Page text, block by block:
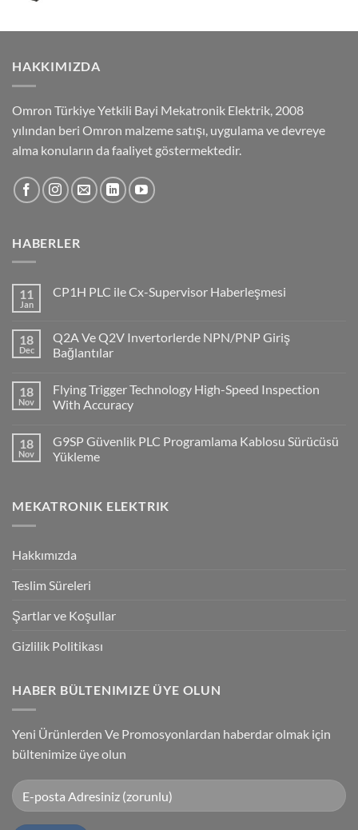
HAKKIMIZDA
Omron Türkiye Yetkili Bayi Mekatronik Elektrik, 2008
yılından beri Omron malzeme satışı, uygulama ve devreye
alma konuların da faaliyet göstermektedir.
HABERLER
11
Jan
CP1H PLC ile Cx-Supervisor Haberleşmesi
CP1H
PLC
ile
Haberleşmesi
18
Dec
Q2A Ve Q2V Invertorlerde NPN/PNP Giriş
Bağlantılar
on
Q2A
Ve
NPN/PNP
Giriş
Bağlantılar
18
Nov
Flying Trigger Technology High-Speed Inspection
With Accuracy
on
Flying
Trigger
Inspection
With
18
Nov
G9SP Güvenlik PLC Programlama Kablosu Sürücüsü
Yükleme
G9SP
Güvenlik
Sürücüsü
MEKATRONIK ELEKTRIK
Hakkımızda
Teslim Süreleri
Şartlar ve Koşullar
Gizlilik Politikası
HABER BÜLTENIMIZE ÜYE OLUN
Yeni Ürünlerden Ve Promosyonlardan haberdar olmak için
bültenimize üye olun